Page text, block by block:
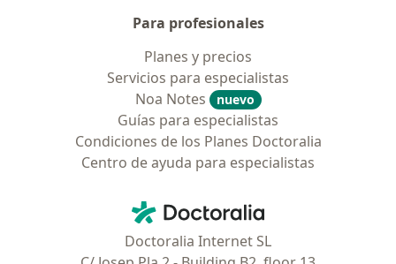
Para profesionales
Planes y precios
Servicios para especialistas
Noa Notes
nuevo
Guías para especialistas
Condiciones de los Planes Doctoralia
Centro de ayuda para especialistas
Doctoralia - Página de inicio
Doctoralia Internet SL